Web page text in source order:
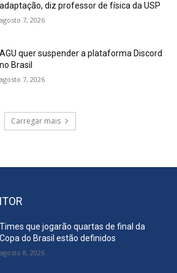
adaptação, diz professor de física da USP
agosto 7, 2026
AGU quer suspender a plataforma Discord
no Brasil
agosto 7, 2026
Carregar mais
Times que jogarão quartas de final da
Copa do Brasil estão definidos
agosto 8, 2026